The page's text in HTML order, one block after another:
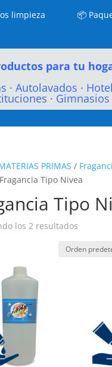
limpieza
📦
para tu
· Autolavados ·
· Gimnasios
PRIMAS /
Tipo Nivea
Tipo
los 2 resultados